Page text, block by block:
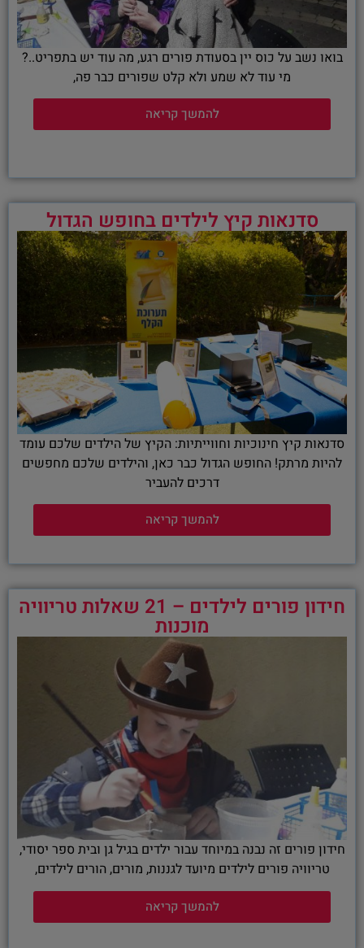
בואו נשב על כוס יין בסעודת פורים רגע, מה עוד יש בתפריט..?
מי עוד לא שמע ולא קלט שפורים כבר פה,
להמשך קריאה
סדנאות קיץ לילדים בחופש הגדול
סדנאות קיץ חינוכיות וחווייתיות: הקיץ של הילדים שלכם עומד
להיות מרתק! החופש הגדול כבר כאן, והילדים שלכם מחפשים
דרכים להעביר
להמשך קריאה
חידון פורים לילדים – 21 שאלות טריוויה
מוכנות
חידון פורים זה נבנה במיוחד עבור ילדים בגיל גן ובית ספר יסודי,
טריוויה פורים לילדים מיועד לגננות, מורים, הורים לילדים,
להמשך קריאה